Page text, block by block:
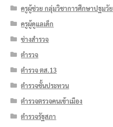
ครูผู้ช่วย กลุ่มวิชาการศึกษาปฐมวัย
ครูผู้ดูแลเด็ก
ช่างสำรวจ
ตำรวจ
ตำรวจ ตส.13
ตำรวจชั้นประทวน
ตำรวจตรวจคนเข้าเมือง
ตำรวจรัฐสภา